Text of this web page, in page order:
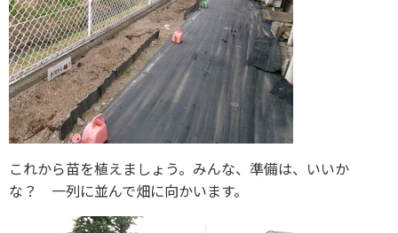
これから苗を植えましょう。みんな、準備は、いいか
な？ 一列に並んで畑に向かいます。